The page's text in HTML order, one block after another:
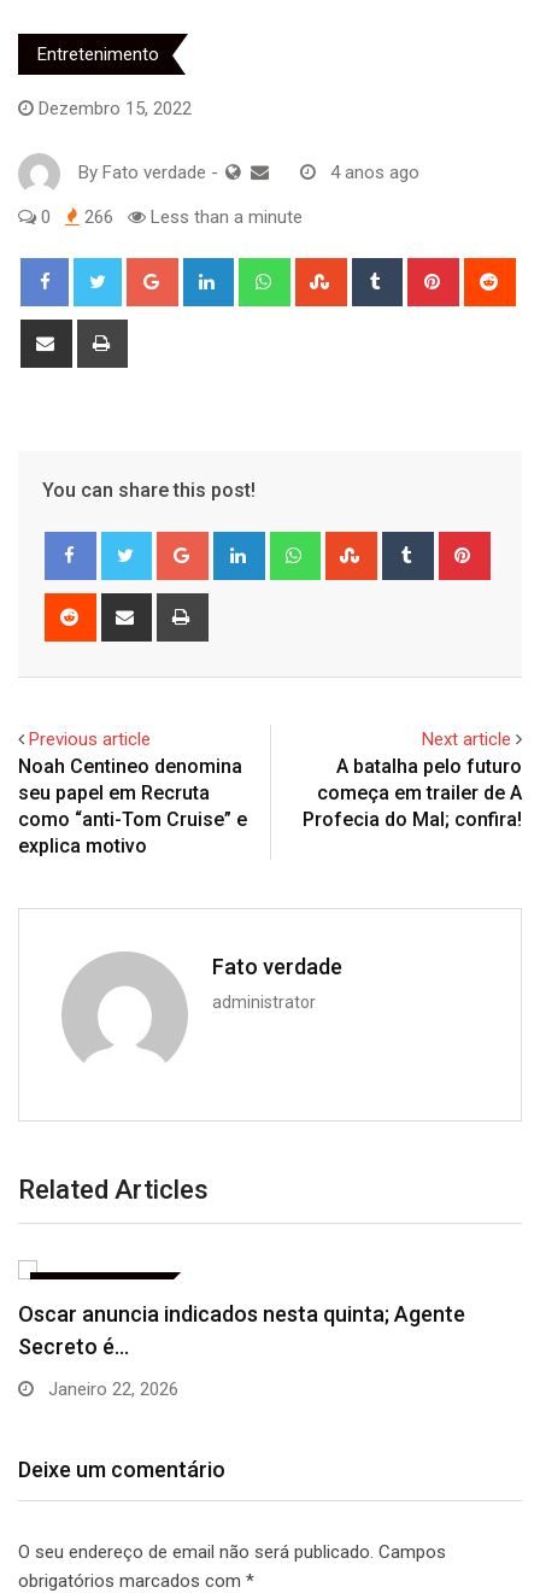
Entretenimento
Dezembro 15, 2022
By Fato verdade - 4 anos ago
0 266 Less than a minute
Google+ LinkedIn WhatsappStumbleUpon
Tumblr Pinterest
Share
You can share this post!
Google+ LinkedIn WhatsappStumbleUpon
Tumblr
Reddit
Share
Previous article
Noah Centineo denomina
seu papel em Recruta
como “anti-Tom Cruise” e
explica motivo
Next article
A batalha pelo futuro
começa em trailer de A
Profecia do Mal; confira!
Fato verdade
administrator
Related Articles
Inflação oficial recua 0,11% em agosto, menor
resultado…
Setembro 11, 2025
Deixe um comentário
O seu endereço de email não será publicado. Campos
obrigatórios marcados com *